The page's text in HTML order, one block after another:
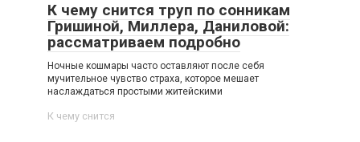
К чему снится труп по сонникам
Гришиной, Миллера, Даниловой:
рассматриваем подробно
Ночные кошмары часто оставляют после себя
мучительное чувство страха, которое мешает
наслаждаться простыми житейскими
К чему снится